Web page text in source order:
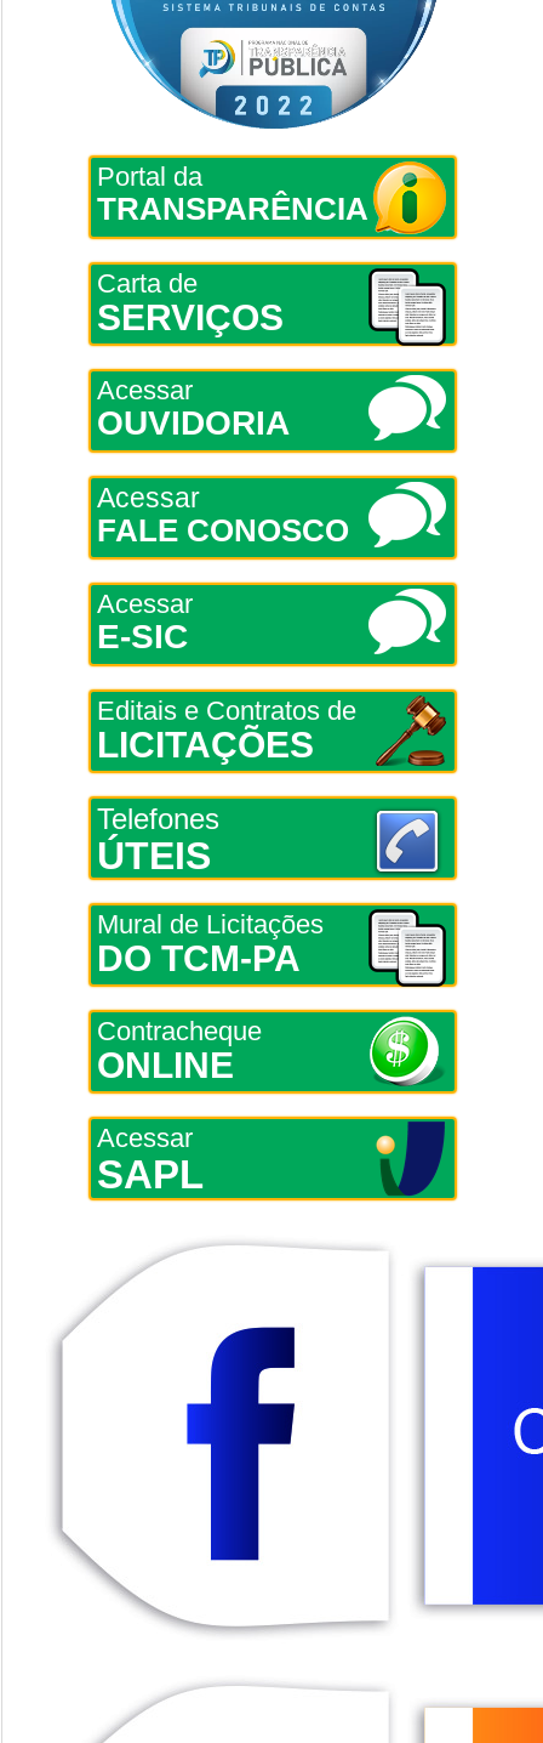
Portal da
TRANSPARÊNCIA
Carta de
SERVIÇOS
Acessar
OUVIDORIA
Acessar
FALE CONOSCO
Acessar
E-SIC
Editais e Contratos de
LICITAÇÕES
Telefones
ÚTEIS
Mural de Licitações
DO TCM-PA
Contracheque
ONLINE
Acessar
SAPL